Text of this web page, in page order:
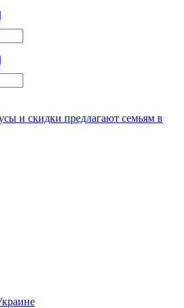
и скидки предлагают семьям в